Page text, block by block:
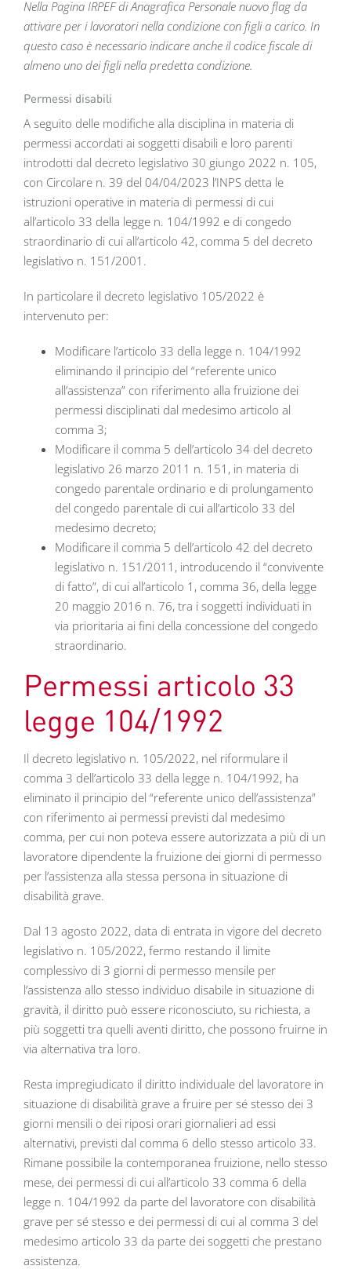
Nella Pagina IRPEF di Anagrafica Personale nuovo flag da
attivare per i lavoratori nella condizione con figli a carico. In
questo caso è necessario indicare anche il codice fiscale di
almeno uno dei figli nella predetta condizione.
Permessi disabili
A seguito delle modifiche alla disciplina in materia di
permessi accordati ai soggetti disabili e loro parenti
introdotti dal decreto legislativo 30 giungo 2022 n. 105,
con Circolare n. 39 del 04/04/2023 l’INPS detta le
istruzioni operative in materia di permessi di cui
all’articolo 33 della legge n. 104/1992 e di congedo
straordinario di cui all’articolo 42, comma 5 del decreto
legislativo n. 151/2001.
In particolare il decreto legislativo 105/2022 è
intervenuto per:
Modificare l’articolo 33 della legge n. 104/1992
eliminando il principio del “referente unico
all’assistenza” con riferimento alla fruizione dei
permessi disciplinati dal medesimo articolo al
comma 3;
Modificare il comma 5 dell’articolo 34 del decreto
legislativo 26 marzo 2011 n. 151, in materia di
congedo parentale ordinario e di prolungamento
del congedo parentale di cui all’articolo 33 del
medesimo decreto;
Modificare il comma 5 dell’articolo 42 del decreto
legislativo n. 151/2011, introducendo il “convivente
di fatto”, di cui all’articolo 1, comma 36, della legge
20 maggio 2016 n. 76, tra i soggetti individuati in
via prioritaria ai fini della concessione del congedo
straordinario.
Permessi articolo 33
legge 104/1992
Il decreto legislativo n. 105/2022, nel riformulare il
comma 3 dell’articolo 33 della legge n. 104/1992, ha
eliminato il principio del “referente unico dell’assistenza”
con riferimento ai permessi previsti dal medesimo
comma, per cui non poteva essere autorizzata a più di un
lavoratore dipendente la fruizione dei giorni di permesso
per l’assistenza alla stessa persona in situazione di
disabilità grave.
Dal 13 agosto 2022, data di entrata in vigore del decreto
legislativo n. 105/2022, fermo restando il limite
complessivo di 3 giorni di permesso mensile per
l’assistenza allo stesso individuo disabile in situazione di
gravità, il diritto può essere riconosciuto, su richiesta, a
più soggetti tra quelli aventi diritto, che possono fruirne in
via alternativa tra loro.
Resta impregiudicato il diritto individuale del lavoratore in
situazione di disabilità grave a fruire per sé stesso dei 3
giorni mensili o dei riposi orari giornalieri ad essi
alternativi, previsti dal comma 6 dello stesso articolo 33.
Rimane possibile la contemporanea fruizione, nello stesso
mese, dei permessi di cui all’articolo 33 comma 6 della
legge n. 104/1992 da parte del lavoratore con disabilità
grave per sé stesso e dei permessi di cui al comma 3 del
medesimo articolo 33 da parte dei soggetti che prestano
assistenza.